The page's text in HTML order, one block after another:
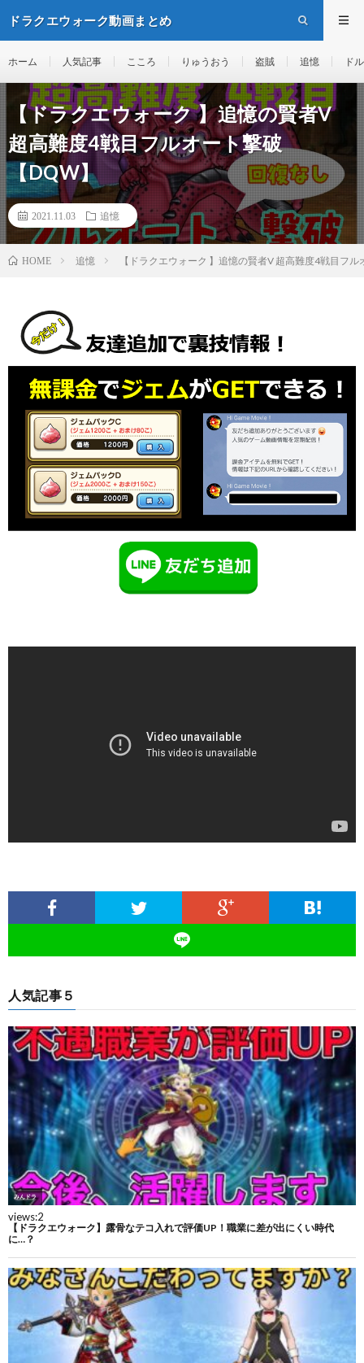
ドラクエウォーク動画まとめ
ホーム 人気記事 こころ りゅうおう 盗賊 追憶 ド
【ドラクエウォーク 】追憶の賢者V
超高難度4戦目フルオート撃破
【DQW】
2021.11.03 追憶
HOME 追憶 【ドラクエウォーク 】追憶の賢者V 超高難度4戦目フ
人気記事５